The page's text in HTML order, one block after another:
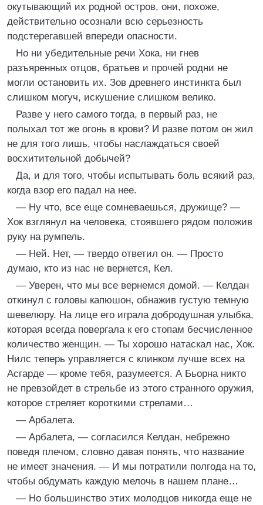
окутывающий их родной остров, они, похоже,
действительно осознали всю серьезность
подстерегавшей впереди опасности.
Но ни убедительные речи Хока, ни гнев
разъяренных отцов, братьев и прочей родни не
могли остановить их. Зов древнего инстинкта был
слишком могуч, искушение слишком велико.
Разве у него самого тогда, в первый раз, не
полыхал тот же огонь в крови? И разве потом он жил
не для того лишь, чтобы наслаждаться своей
восхитительной добычей?
Да, и для того, чтобы испытывать боль всякий раз,
когда взор его падал на нее.
— Ну что, все еще сомневаешься, дружище? —
Хок взглянул на человека, стоявшего рядом положив
руку на румпель.
— Ней. Нет, — твердо ответил он. — Просто
думаю, кто из нас не вернется, Кел.
— Уверен, что мы все вернемся домой. — Келдан
откинул с головы капюшон, обнажив густую темную
шевелюру. На лице его играла добродушная улыбка,
которая всегда повергала к его стопам бесчисленное
количество женщин. — Ты хорошо натаскал нас, Хок.
Нилc теперь управляется с клинком лучше всех на
Асгарде — кроме тебя, разумеется. А Бьорна никто
не превзойдет в стрельбе из этого странного оружия,
которое стреляет короткими стрелами…
— Арбалета.
— Арбалета, — согласился Келдан, небрежно
поведя плечом, словно давая понять, что название
не имеет значения. — И мы потратили полгода на то,
чтобы обдумать каждую мелочь в нашем плане…
— Но большинство этих молодцов никогда еще не